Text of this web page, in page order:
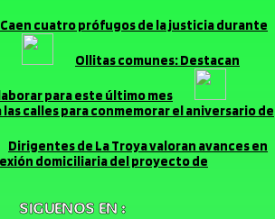
Caen cuatro prófugos de la justicia durante
Ollitas comunes: Destacan
para este último mes
las calles para conmemorar el aniversario de
Dirigentes de La Troya valoran avances en
domiciliaria del proyecto de
SIGUENOS EN :